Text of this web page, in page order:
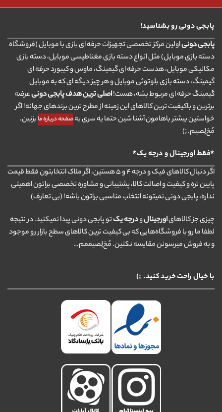
پابجی دونی رو بشناسید!
پابجی دونیاولین مرکز تخصصی تجهیزات حرفه ای بازی با موبایل (فروشگاه
دسته بازی موبایل) مثل انواع دسته بازی مغناطیسی موبایل، دسته بازی
مکانیکی موبایل، هدست حرفه ای گیمینگ، ماوس و کیبورد حرفه ای
گیمینگ، دسته بازی بلوتوثی موبایل و هر چیز دیگه ای که به موبایل
گیمینگ حرفه ای مربوط بشه، هست!اصلی ترین هدف پابجی دونیعرضه
برترین و باکیفیت ترین کالاهای این زمینه از مطرح ترین برندهای جهانه! اگر
خواستین بیشتر باهامون آشنا شین حتما یه سری بهصفحه درباره ما بزنین.
مُخ‌لِصیم. ;)
*فقط اورجینال و درجه یک*
اگر دنبال کالاهای فیک و درجه ۴ و ۵ هستین، اگر ملاک انتخابتون فقط قیمت
پایین تره و کیفیت و اصالت کالا، پشتیبانی و مشاوره تخصصی براتون اهمیتی
نداره، پابجی دونی نمیتونه انتخاب مناسبی براتون باشه! (بی تعارف)
چیزی جز کالاهایاورجینالودرجه یکتو پابجی دونی پیدا نمیکنید. در نتیجه
لطفا ما رو با فروشگاه‌هایی که بی کیفیت ترین کالاهای سطح بازار رو موجود
و به فروش میرسونن مقایسه نکنین. مُخ‌لِصیممم…
با خیال راحت خرید کنید. ;)